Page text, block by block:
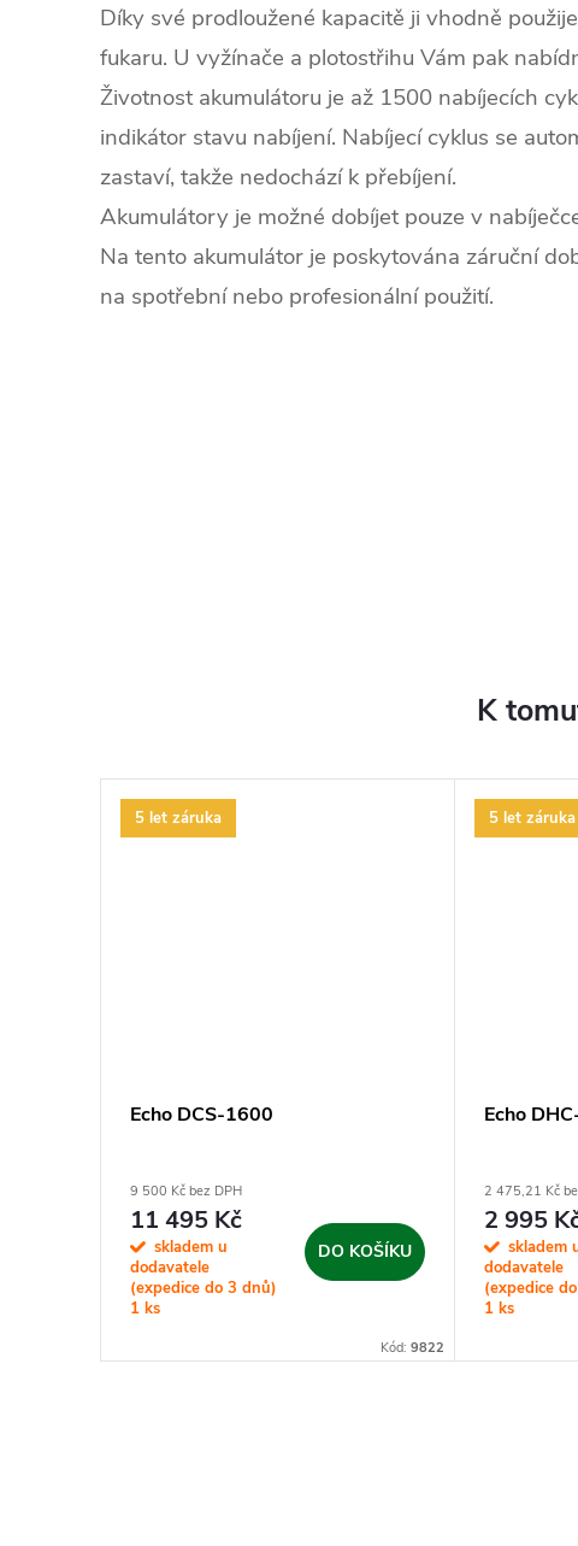
Díky své prodloužené kapacitě ji vhodně
fukaru. U vyžínače a plotostřihu Vám pak
Životnost akumulátoru je až 1500 nabíjecích
indikátor stavu nabíjení. Nabíjecí cyklus se
zastaví, takže nedochází k přebíjení.
Akumulátory je možné dobíjet pouze v
Na tento akumulátor je poskytována záruční
na spotřební nebo profesionální použití.
K
5 let záruka
Echo DCS-1600
9 500 Kč bez DPH
11 495 Kč
skladem u
dodavatele
(expedice do 3 dnů)
1 ks
DO KOŠÍKU
Kód: 9822
5 let záruka
Echo
2 475,21 Kč
2 995
skladem
dodavatele
(expedice
1 ks